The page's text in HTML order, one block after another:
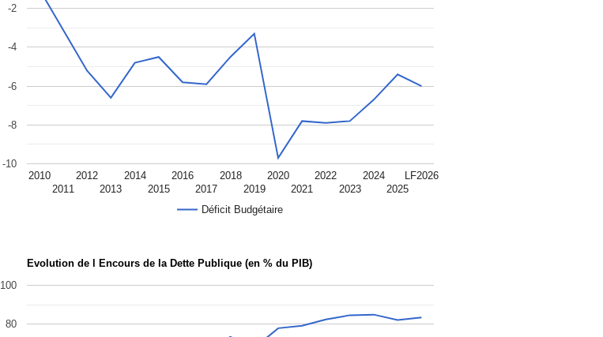
Déficit Budgétaire
2010
2011
2012
2013
2014
2015
2016
2017
2018
2019
2020
2021
2022
2023
2024
2025
LF2026
-10
-8
-6
-4
-2
Evolution de l Encours de la Dette Publique (en % du PIB)
80
100